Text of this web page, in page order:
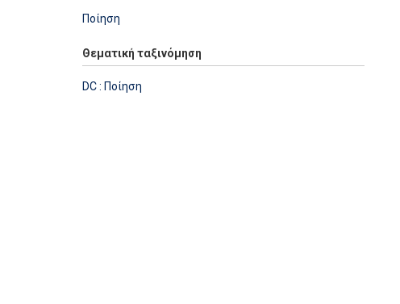
Ποίηση
Θεματική ταξινόμηση
DC : Ποίηση